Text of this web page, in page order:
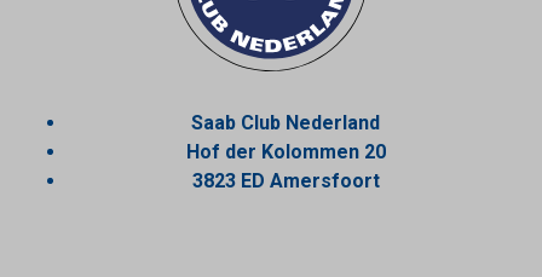
Saab Club Nederland
Hof der Kolommen 20
3823 ED Amersfoort